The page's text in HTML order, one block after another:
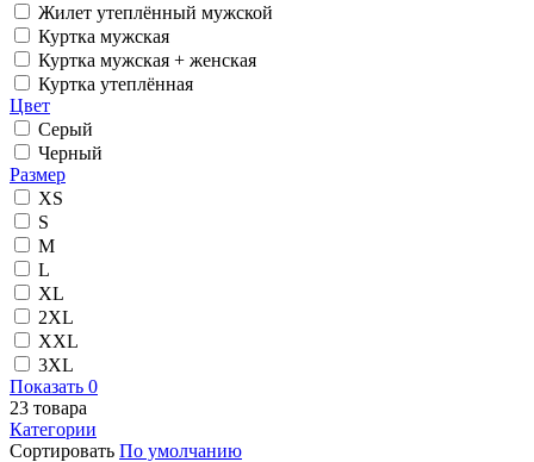
Жилет утеплённый мужской
Куртка мужская
Куртка мужская + женская
Куртка утеплённая
Цвет
Серый
Черный
Размер
XS
S
M
L
XL
2XL
XXL
3XL
Показать 0
23 товара
Категории
Сортировать По умолчанию